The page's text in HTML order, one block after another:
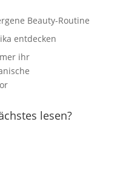
Beauty-Routine
entdecken
ihr
lesen?